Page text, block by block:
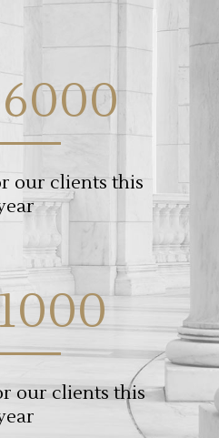
our clients this
our clients this